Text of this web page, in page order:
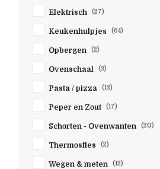
TFA
Tala
Tellier
Triangel
Vin Bouquet
Elektrisch (27)
Keukenhulpjes (64)
Opbergen (2)
Ovenschaal (3)
Pasta / pizza (13)
Peper en Zout (17)
Schorten - Ovenwanten (20)
Thermosfles (2)
Wegen & meten (12)